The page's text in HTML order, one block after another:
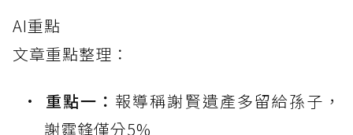
AI重點
文章重點整理：
重點一： 報導稱謝賢遺產多留給孫子，
謝霆鋒僅分5%